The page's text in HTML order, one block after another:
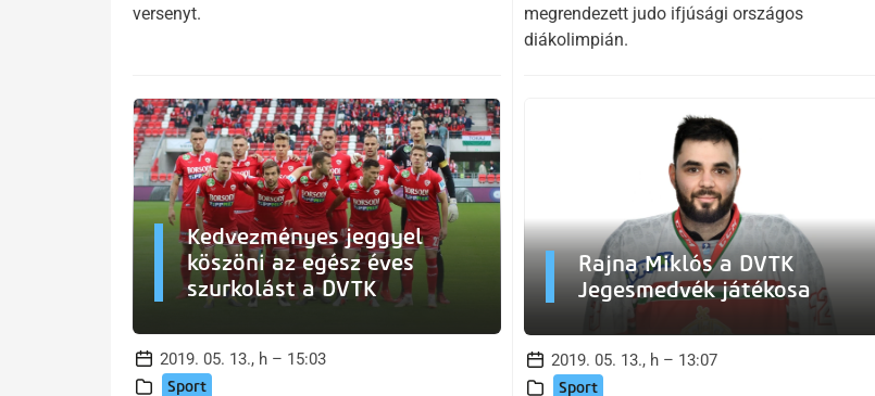
versenyt.
megrendezett judo ifjúsági országos
diákolimpián.
Kedvezményes jeggyel
köszöni az egész éves
szurkolást a DVTK
2019. 05. 13., h – 15:03
Sport
Rajna Miklós a DVTK
Jegesmedvék játékosa
2019. 05. 13., h – 13:07
Sport